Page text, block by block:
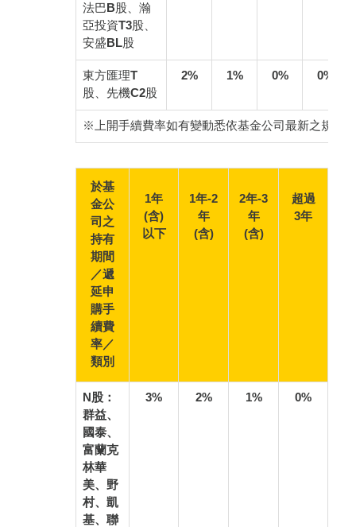
法巴B股、瀚
亞投資T3股、
安盛BL股
東方匯理T
股、先機C2股
2% 1% 0% 0%
※上開手續費率如有變動悉依基金公司最新之規定
於基
金公
司之
持有
期間
／遞
延申
購手
續費
率／
類別
1年
(含)
以下
1年-2
年
(含)
2年-3
年
(含)
超過
3年
N股：
群益、
國泰、
富蘭克
林華
美、野
村、凱
基、聯
3% 2% 1% 0%